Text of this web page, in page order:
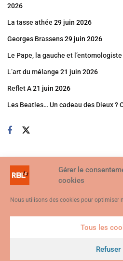
Gérer le
cookies
Nous utilisons des cookies pour optimiser
Tous les
Refuser
2026
La tasse athée 29 juin 2026
Georges Brassens29 juin 2026
Le Pape, la gauche et l’entomologiste
L’art du mélange 21 juin 2026
Reflet A21 juin 2026
Les Beatles… Un cadeau des Dieux ?
vous consentez à ce que des